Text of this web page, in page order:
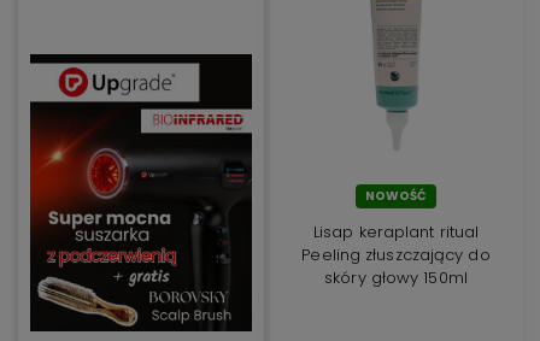
NOWOŚĆ
Lisap keraplant ritual
Peeling złuszczający do
skóry głowy 150ml